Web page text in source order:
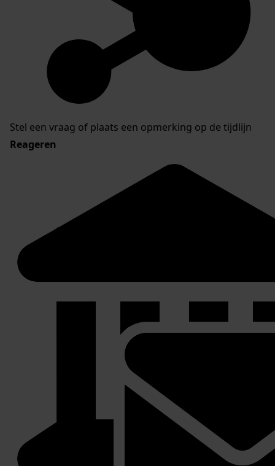
Stel een vraag of plaats een opmerking op de tijdlijn
Reageren